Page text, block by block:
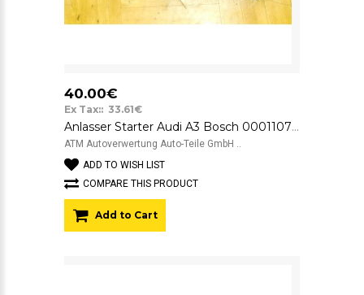
40.00€
Ex Tax:: 33.61€
Anlasser Starter Audi A3 Bosch 0001107022 12v 02A911023T
ATM Autoverwertung Auto-Teile GmbH ..
ADD TO WISH LIST
COMPARE THIS PRODUCT
Add to Cart